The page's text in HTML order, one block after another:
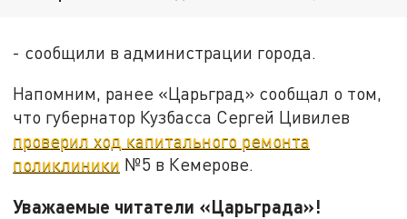
- сообщили в администрации города.
Напомним, ранее «Царьград» сообщал о том,
что губернатор Кузбасса Сергей Цивилев
проверил ход капитального ремонта
поликлиники №5 в Кемерове.
Уважаемые читатели «Царьграда»!